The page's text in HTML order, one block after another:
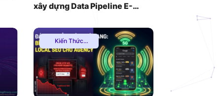
xây dựng Data Pipeline E-
Kiến Thức
Proxy,Hướng
Dẫn,Thuê Proxy
Việt Nam